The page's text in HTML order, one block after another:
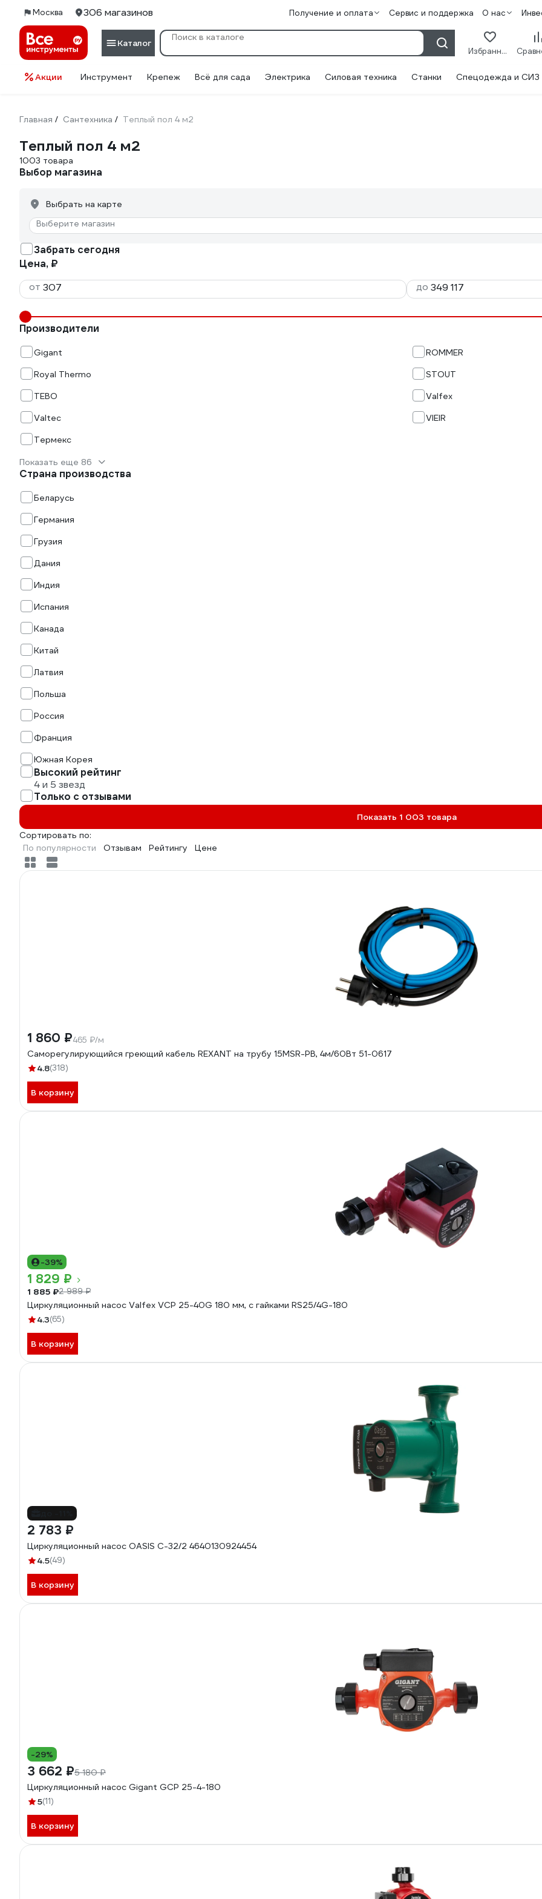
Москва 306 магазинов Получение и оплата Сервис и поддержка О нас
Каталог
Избранное
Акции Инструмент Крепеж Всё для сада Электрика Силовая техника Станки Спецодежда и СИЗ
Главная / Сантехника / Теплый пол 4 м2
Теплый пол 4 м2
1003 товара
Выбор магазина
Выбрать на карте
Выберите магазин
Забрать сегодня
Цена, ₽
от
до
Производители
Gigant
ROMMER
Royal Thermo
STOUT
TEBO
Valfex
Valtec
VIEIR
Термекс
Показать еще 86
Страна производства
Беларусь
Германия
Грузия
Дания
Индия
Испания
Канада
Китай
Латвия
Польша
Россия
Франция
Южная Корея
Высокий рейтинг
4 и 5 звезд
Только с отзывами
Показать 1 003 товара
Сортировать по:
По популярности
Отзывам Рейтингу Цене
1 860 ₽465 ₽/м
Саморегулирующийся греющий кабель REXANT на трубу 15MSR-PB, 4м/60Вт 51-0617
4.8(318)
В корзину
-39%
1 829 ₽
1 885 ₽2 989 ₽
Циркуляционный насос Valfex VCP 25-40G 180 мм, с гайками RS25/4G-180
4.3(65)
В корзину
2 783 ₽
Циркуляционный насос OASIS C-32/2 4640130924454
4.5(49)
В корзину
-29%
3 662 ₽5 180 ₽
Циркуляционный насос Gigant GCP 25-4-180
5(11)
В корзину